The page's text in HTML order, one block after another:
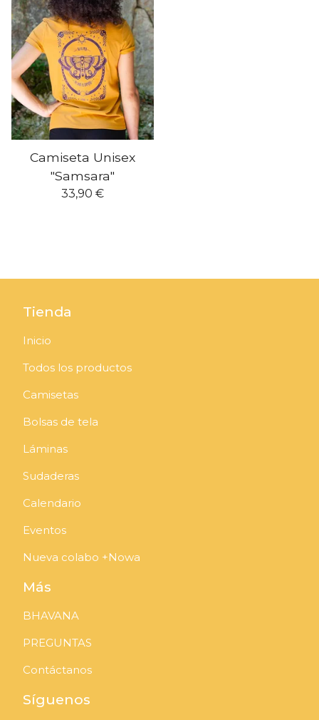
Camiseta Unisex
"Samsara"
33,90 €
Tienda
Inicio
Todos los productos
Camisetas
Bolsas de tela
Láminas
Sudaderas
Calendario
Eventos
Nueva colabo +Nowa
Más
BHAVANA
PREGUNTAS
Contáctanos
Síguenos